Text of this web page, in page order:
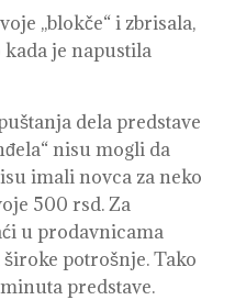
,,blokče“ i zbrisala,
je napustila
dela predstave
nisu mogli da
imali novca za neko
500 rsd. Za
u prodavnicama
potrošnje. Tako
predstave.